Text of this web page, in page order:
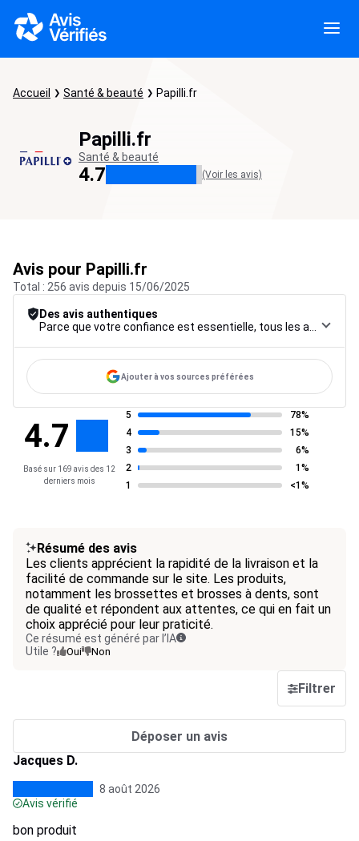
Accueil Santé & beauté Papilli.fr
Papilli.fr
Santé & beauté
4.7 (Voir les avis)
Avis pour Papilli.fr
Total : 256 avis depuis 15/06/2025
Des avis authentiques
Ajouter à vos sources préférées
4.7
Basé sur 169 avis des 12
derniers mois
5
78%
4
15%
3
6%
2
1%
1
<1%
Résumé des avis
Les clients apprécient la rapidité de la livraison et la
facilité de commande sur le site. Les produits,
notamment les brossettes et brosses à dents, sont
de qualité et répondent aux attentes, ce qui en fait un
choix apprécié pour leur praticité.
Ce résumé est généré par l’IA
Utile ?
Oui Non
Filtrer
Déposer un avis
Jacques D.
8 août 2026
Avis vérifié
bon produit